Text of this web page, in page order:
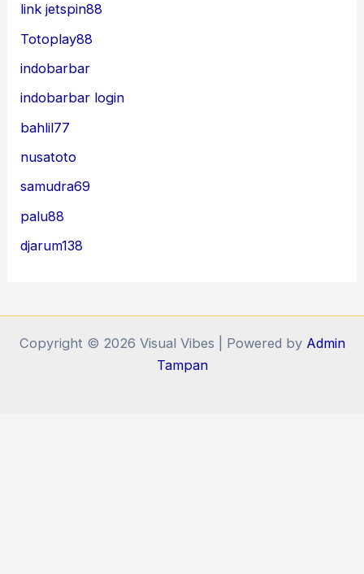
link jetspin88
Totoplay88
indobarbar
indobarbar login
bahlil77
nusatoto
samudra69
palu88
djarum138
Copyright © 2026 Visual Vibes | Powered by Admin
Tampan